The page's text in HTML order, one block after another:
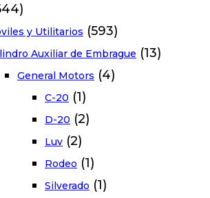
y Utilitarios (593)
Auxiliar de Embrague (13)
General Motors (4)
C-20 (1)
D-20 (2)
Luv (2)
Rodeo (1)
Silverado (1)